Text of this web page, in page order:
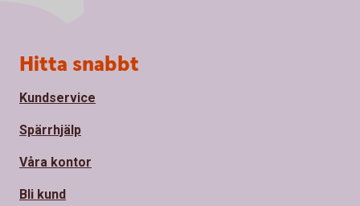
Sidfot
Hitta snabbt
Kundservice
Spärrhjälp
Våra kontor
Bli kund